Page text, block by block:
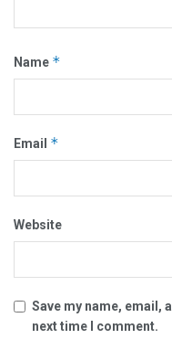
Name *
Email *
Website
Save my name, email,
next time I comment.